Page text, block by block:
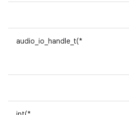
audio_io_handle_t(*